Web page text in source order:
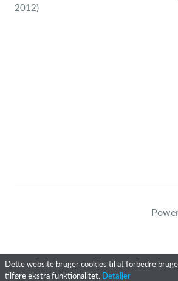
2012)
Dette website bruger cookies til at forbedre
tilføre ekstra funktionalitet. Detaljer